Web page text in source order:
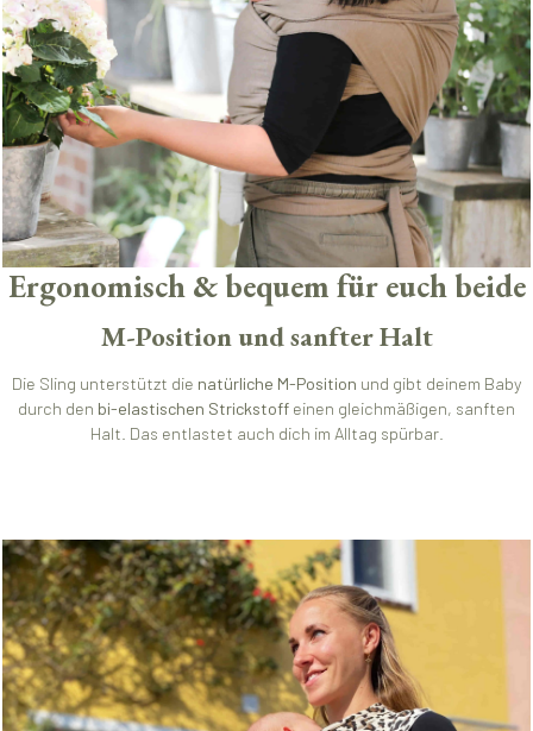
Ergonomisch & bequem für euch beide
M-Position und sanfter Halt
Die Sling unterstützt die natürliche M-Position und gibt deinem Baby
durch den bi-elastischen Strickstoff einen gleichmäßigen, sanften
Halt. Das entlastet auch dich im Alltag spürbar.